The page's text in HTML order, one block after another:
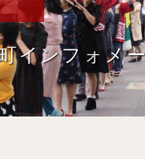
インフォメ